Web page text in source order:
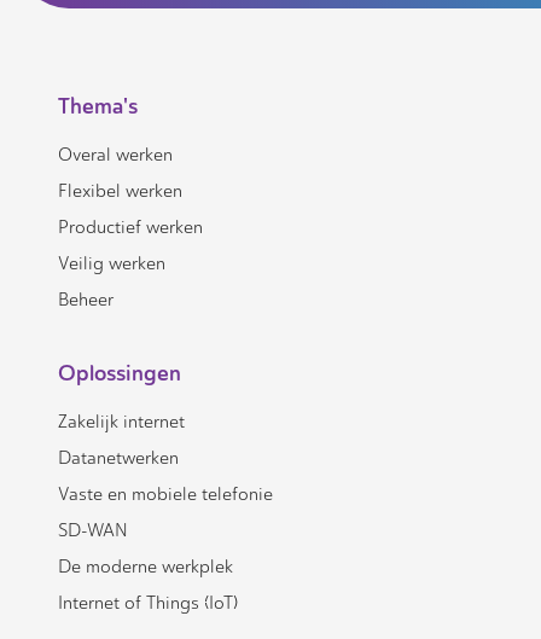
Thema's
Overal werken
Flexibel werken
Productief werken
Veilig werken
Beheer
Oplossingen
Zakelijk internet
Datanetwerken
Vaste en mobiele telefonie
SD-WAN
De moderne werkplek
Internet of Things (IoT)